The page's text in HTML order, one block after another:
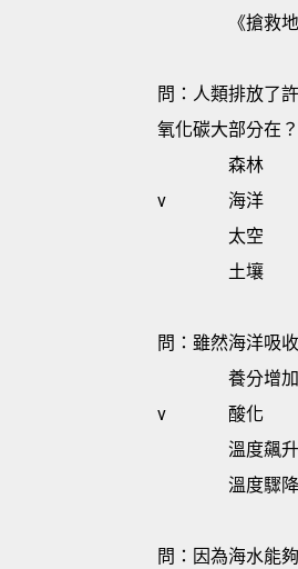
《搶救
問：人類排放了
氧化碳大部分在？
森林
v
海洋
太空
土壤
問：雖然海洋吸
養分增加
v
酸化
溫度飆升
溫度驟降
問：因為海水能